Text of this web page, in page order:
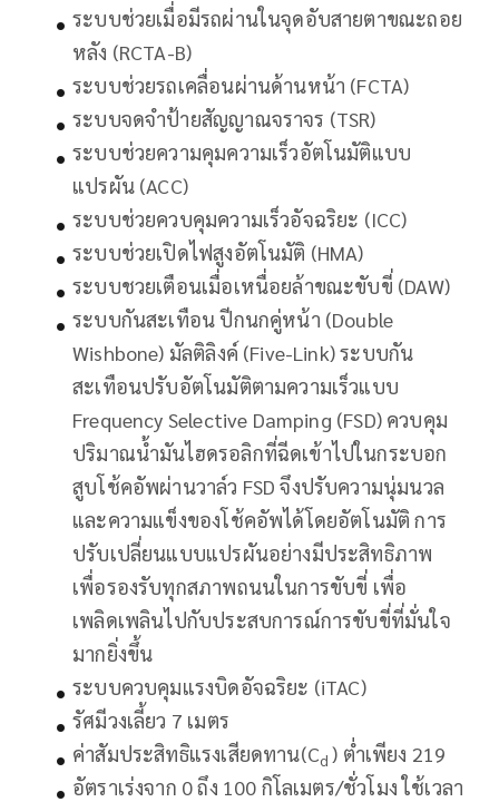
ระบบช่วยเมื่อมีรถผ่านในจุดอับสายตาขณะถอย
หลัง (RCTA-B)
ระบบช่วยรถเคลื่อนผ่านด้านหน้า (FCTA)
ระบบจดจำป้ายสัญญาณจราจร (TSR)
ระบบช่วยความคุมความเร็วอัตโนมัติแบบ
แปรผัน (ACC)
ระบบช่วยควบคุมความเร็วอัจฉริยะ (ICC)
ระบบช่วยเปิดไฟสูงอัตโนมัติ (HMA)
ระบบชวยเตือนเมื่อเหนื่อยล้าขณะขับขี่ (DAW)
ระบบกันสะเทือน ปีกนกคู่หน้า (Double
Wishbone) มัลติลิงค์ (Five-Link) ระบบกัน
สะเทือนปรับอัตโนมัติตามความเร็วแบบ
Frequency Selective Damping (FSD) ควบคุม
ปริมาณน้ำมันไฮดรอลิกที่ฉีดเข้าไปในกระบอก
สูบโช้คอัพผ่านวาล์ว FSD จึงปรับความนุ่มนวล
และความแข็งของโช้คอัพได้โดยอัตโนมัติ การ
ปรับเปลี่ยนแบบแปรผันอย่างมีประสิทธิภาพ
เพื่อรองรับทุกสภาพถนนในการขับขี่ เพื่อ
เพลิดเพลินไปกับประสบการณ์การขับขี่ที่มั่นใจ
มากยิ่งขึ้น
ระบบควบคุมแรงบิดอัจฉริยะ (iTAC)
รัศมีวงเลี้ยว 7 เมตร
ค่าสัมประสิทธิแรงเสียดทาน(Cd) ต่ำเพียง 219
อัตราเร่งจาก 0 ถึง 100 กิโลเมตร/ชั่วโมง ใช้เวลา